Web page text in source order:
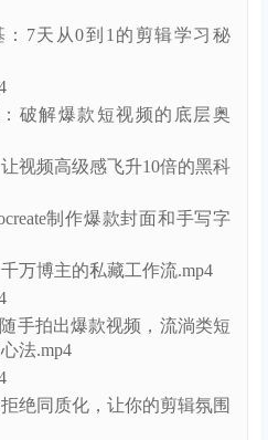
切入点.mp4
7天从0到1的剪辑学习秘
破解爆款短视频的底层奥
视频高级感飞升10倍的黑科
制作爆款封面和手写字
万博主的私藏工作流.mp4
手拍出爆款视频，流淌类短
法.mp4